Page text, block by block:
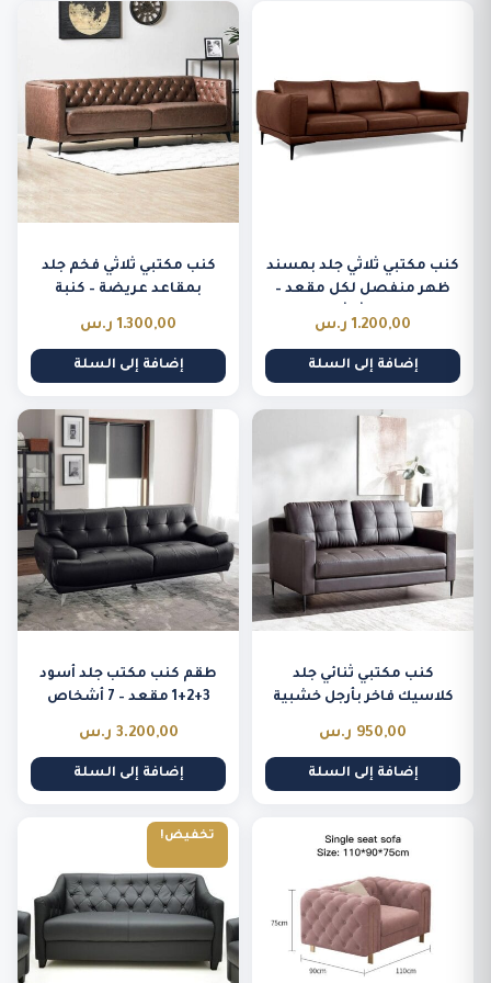
كنب مكتبي ثلاثي جلد بمسند
ظهر منفصل لكل مقعد –
1.200,00 ر.س
إضافة إلى السلة
كنب مكتبي ثلاثي فخم جلد
بمقاعد عريضة – كنبة
1.300,00 ر.س
إضافة إلى السلة
كنب مكتبي ثنائي جلد
كلاسيك فاخر بأرجل خشبية
950,00 ر.س
إضافة إلى السلة
طقم كنب مكتب جلد أسود
3+2+1 مقعد – 7 أشخاص
3.200,00 ر.س
إضافة إلى السلة
تخفيض!